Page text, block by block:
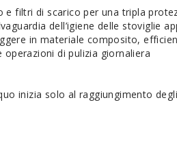
filtri di scarico per una tripla
dell’igiene delle stoviglie
in materiale composito,
di pulizia giornaliera
inizia solo al raggiungimento